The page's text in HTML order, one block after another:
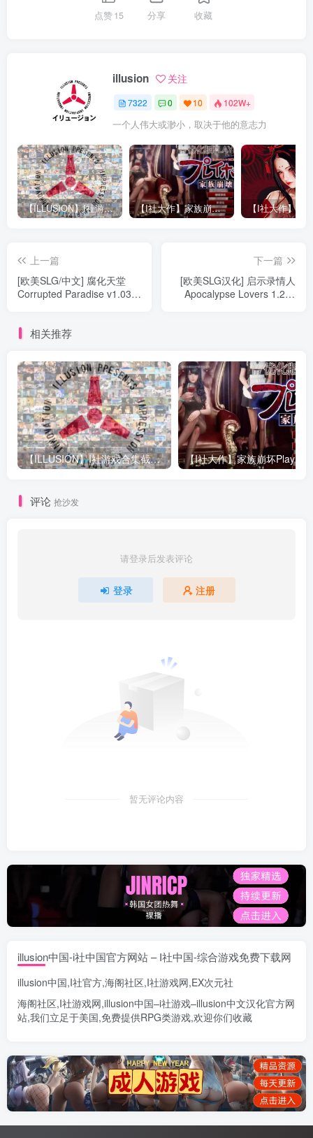
点赞15 分享 收藏
illusion 关注
7322 0 10 102W+
一个人伟大或渺小，取决于他的意志力
【ILLUSION】I社游戏合集截至2025 无修正汉化硬盘纯净版手慢无[微云/OD] 【I社大作】家族崩坏Playhome 终极12.0收藏版新整合【85G/补档福利】【年费会员专享，手慢无】
上一篇
[欧美SLG/中文] 腐化天堂
Corrupted Paradise v1.03
下一篇
[欧美SLG汉化] 启示录情人
Apocalypse Lovers 1.26c
相关推荐
【ILLUSION】I社游戏合集截至2025 无修正汉化硬盘纯净版手慢无[微云/OD]
评论 抢沙发
请登录后发表评论
登录 注册
暂无评论内容
illusion中国-i社中国官方网站 – I社中国-综合游戏免费下载网
illusion中国,I社官方,海阁社区,I社游戏网,EX次元社
海阁社区,I社游戏网,illusion中国–i社游戏–illusion中文汉化官方网
站,我们立足于美国,免费提供RPG类游戏,欢迎你们收藏